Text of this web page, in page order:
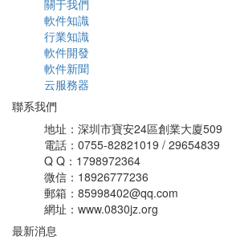
關于我們
軟件知識
行業知識
軟件開發
軟件新聞
云服務器
聯系我們
地址：深圳市寶安24區創業大廈509
電話：0755-82821019 / 29654839
Q Q：1798972364
微信：18926777236
郵箱：85998402@qq.com
網址：www.0830jz.org
最新消息